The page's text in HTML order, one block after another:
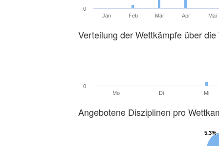
Jan Feb Mär Apr Mai
0
Verteilung der Wettkämpfe über die
Mo Di Mi
0
Angebotene Disziplinen pro
5.3%
5.3%